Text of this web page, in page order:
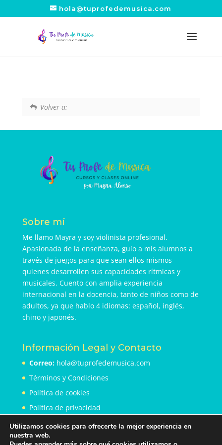
hola@tuprofedemusica.com
Volver a:
Sobre mí
Me llamo Mayra y soy violinista profesional.
Apasionada de la enseñanza, guío a mis alumnos a
través de juegos para que sean ellos mismos
quienes desarrollen sus capacidades rítmicas y
musicales. Cuento con amplia experiencia
internacional en la docencia, tanto de niños como de
adultos, ya que hablo 4 idiomas: español, inglés,
chino y japonés.
Información Legal y Contacto
Correo:hola@tuprofedemusica.com
Términos y Condiciones
Política de cookies
Política de privacidad
Utilizamos cookies para ofrecerte la mejor experiencia en
nuestra web.